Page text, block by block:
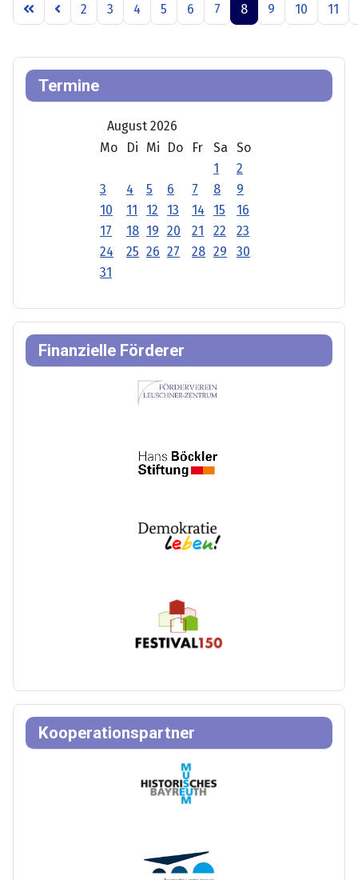
2 3 4 5 6 7 8 9 10 11
Termine
August 2026
Mo
Di Mi Do Fr Sa
So
1
2
3
4 5 6 7 8
9
10
11 12 13 14 15
16
17
18 19 20 21 22
23
24
25 26 27 28 29
30
31
Finanzielle Förderer
Kooperationspartner